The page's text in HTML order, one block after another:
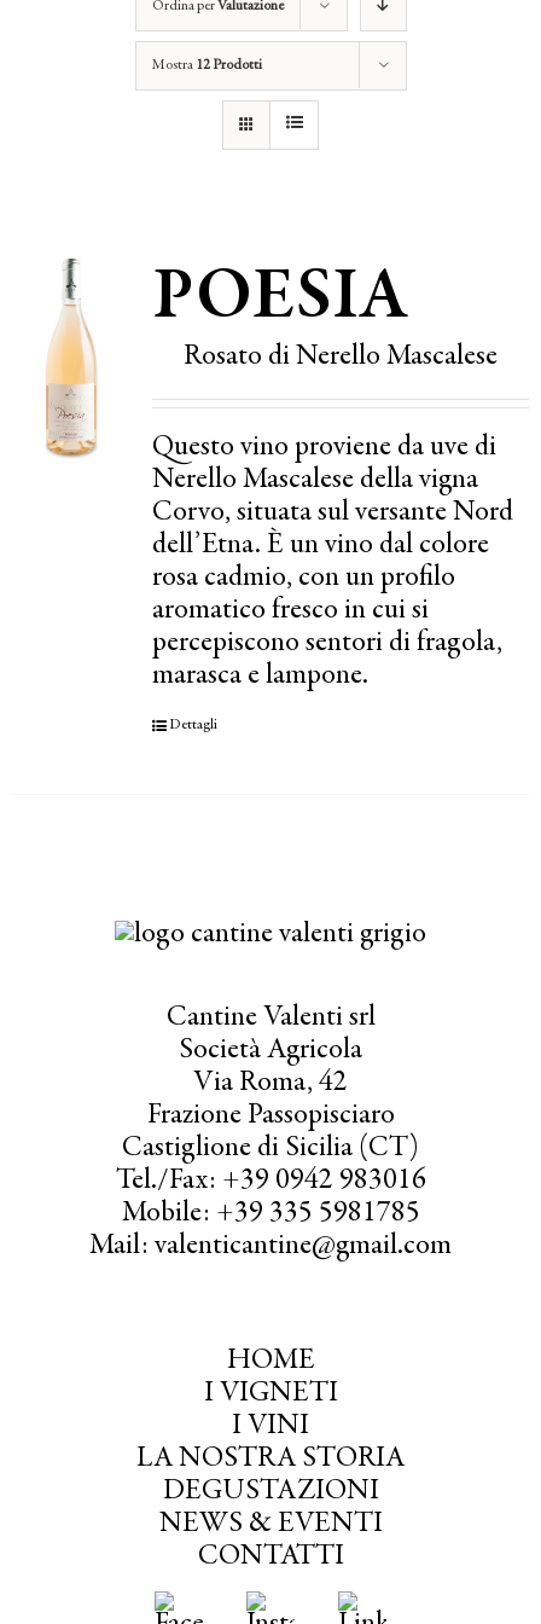
Ordina perValutazione
Mostra 12 Prodotti
POESIA
Rosato di Nerello Mascalese
Questo vino proviene da uve di
Nerello Mascalese della vigna
Corvo, situata sul versante Nord
dell’Etna. È un vino dal colore
rosa cadmio, con un profilo
aromatico fresco in cui si
percepiscono sentori di fragola,
marasca e lampone.
Dettagli
Cantine Valenti srl
Società Agricola
Via Roma, 42
Frazione Passopisciaro
Castiglione di Sicilia (CT)
Tel./Fax: +39 0942 983016
Mobile: +39 335 5981785
Mail: valenticantine@gmail.com
HOME
I VIGNETI
I VINI
LA NOSTRA STORIA
DEGUSTAZIONI
NEWS & EVENTI
CONTATTI